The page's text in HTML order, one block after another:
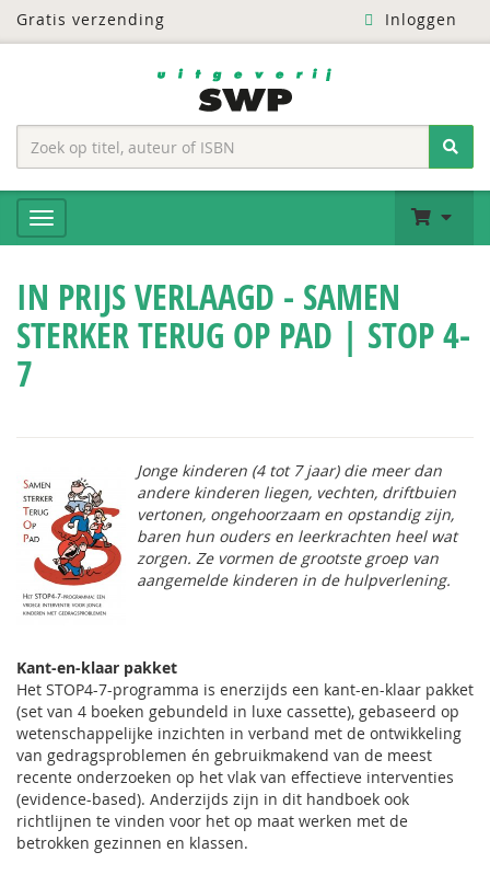
Gratis verzending Inloggen
IN PRIJS VERLAAGD - SAMEN
STERKER TERUG OP PAD | STOP 4-
7
Jonge kinderen (4 tot 7 jaar) die meer dan
andere kinderen liegen, vechten, driftbuien
vertonen, ongehoorzaam en opstandig zijn,
baren hun ouders en leerkrachten heel wat
zorgen. Ze vormen de grootste groep van
aangemelde kinderen in de hulpverlening.
Kant-en-klaar pakket
Het STOP4-7-programma is enerzijds een kant-en-klaar pakket
(set van 4 boeken gebundeld in luxe cassette), gebaseerd op
wetenschappelijke inzichten in verband met de ontwikkeling
van gedragsproblemen én gebruikmakend van de meest
recente onderzoeken op het vlak van effectieve interventies
(evidence-based). Anderzijds zijn in dit handboek ook
richtlijnen te vinden voor het op maat werken met de
betrokken gezinnen en klassen.